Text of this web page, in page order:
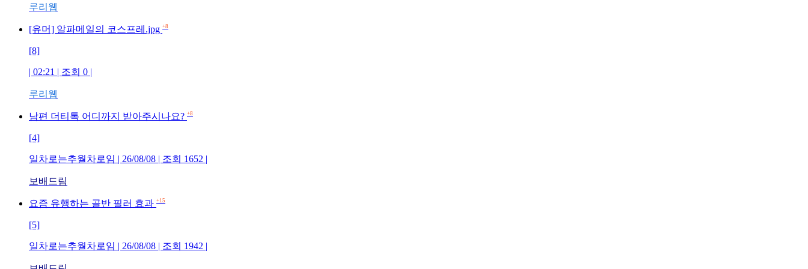
루리웹
[유머] 알파메일의 코스프레.jpg +8
[8]
| 02:21 | 조회 0 |
루리웹
남편 더티톡 어디까지 받아주시나요? +8
[4]
일차로는추월차로임 | 26/08/08 | 조회 1652 |
보배드림
요즘 유행하는 골반 필러 효과 +15
[5]
일차로는추월차로임 | 26/08/08 | 조회 1942 |